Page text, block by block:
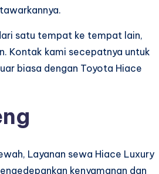
satu tempat ke tempat lain,
Kontak kami secepatnya untuk
biasa dengan Toyota Hiace
Layanan sewa Hiace Luxury
kenyamanan dan